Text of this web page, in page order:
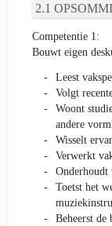
Competentie 1:
Bouwt eigen
Leest
Volgt
Woont
andere
Wisselt
Verwerkt
Onderhoudt
Toetst het
Beheerst de